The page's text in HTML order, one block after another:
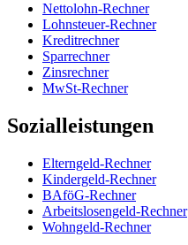
Nettolohn-Rechner
Lohnsteuer-Rechner
Kreditrechner
Sparrechner
Zinsrechner
MwSt-Rechner
Sozialleistungen
Elterngeld-Rechner
Kindergeld-Rechner
BAföG-Rechner
Arbeitslosengeld-Rechner
Wohngeld-Rechner